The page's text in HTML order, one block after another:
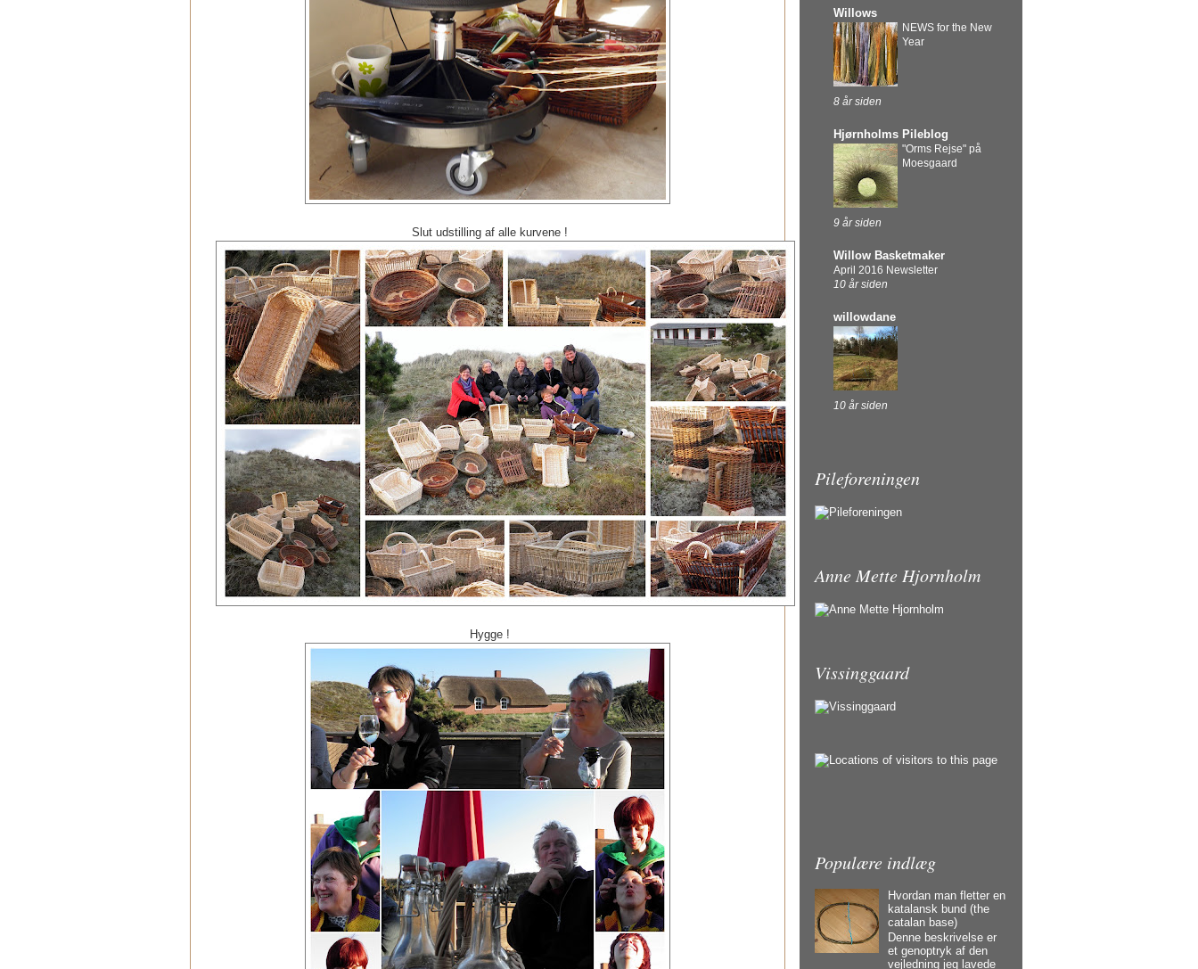
Slut udstilling af alle kurvene !
Hygge !
Willows
NEWS for the New
Year
8 år siden
Hjørnholms Pileblog
"Orms Rejse" på
Moesgaard
9 år siden
Willow Basketmaker
April 2016 Newsletter
10 år siden
willowdane
10 år siden
Pileforeningen
Anne Mette Hjornholm
Vissinggaard
Populære indlæg
Hvordan man fletter en
katalansk bund (the
catalan base)
Denne beskrivelse er
et genoptryk af den
vejledning jeg lavede